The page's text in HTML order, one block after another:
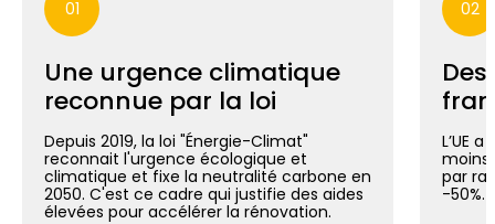
01
Une urgence climatique
reconnue par la loi
Depuis 2019, la loi "Énergie-Climat"
reconnait l'urgence écologique et
climatique et fixe la neutralité carbone en
2050. C'est ce cadre qui justifie des aides
élevées pour accélérer la rénovation.
02
L’UE
moins
par
-50%.